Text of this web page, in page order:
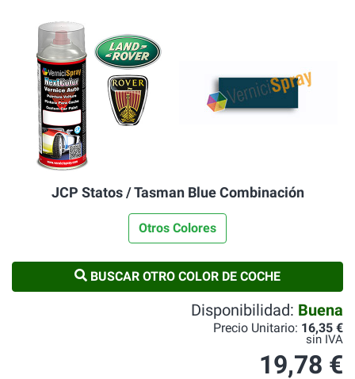
JCP Statos / Tasman Blue Combinación
Otros Colores
BUSCAR OTRO COLOR DE COCHE
Disponibilidad: Buena
Precio Unitario: 16,35 €
sin IVA
19,78 €